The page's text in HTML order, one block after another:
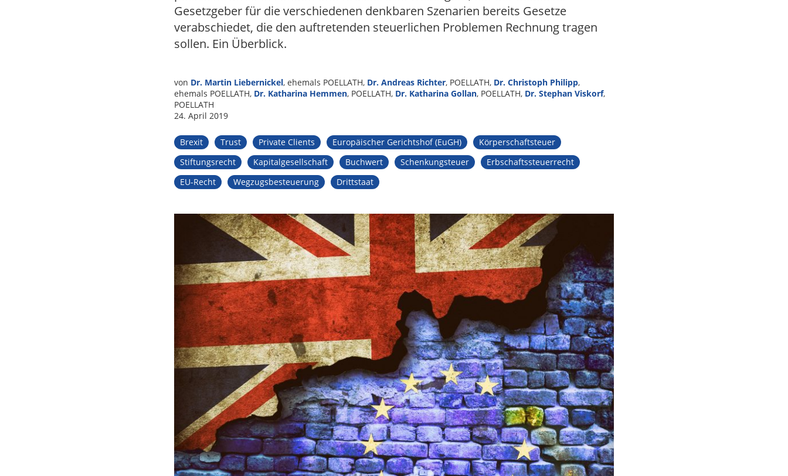
Gesetzgeber für die verschiedenen denkbaren Szenarien bereits Gesetze
verabschiedet, die den auftretenden steuerlichen Problemen Rechnung tragen
sollen. Ein Überblick.
von Dr. Martin Liebernickel, ehemals POELLATH, Dr. Andreas Richter, POELLATH, Dr. Christoph Philipp,
ehemals POELLATH, Dr. Katharina Hemmen, POELLATH, Dr. Katharina Gollan, POELLATH, Dr. Stephan Viskorf,
POELLATH
24. April 2019
Brexit Trust Private Clients Europäischer Gerichtshof (EuGH)
Körperschaftsteuer
Stiftungsrecht
Kapitalgesellschaft Buchwert Schenkungsteuer
Erbschaftssteuerrecht
EU-Recht
Wegzugsbesteuerung Drittstaat